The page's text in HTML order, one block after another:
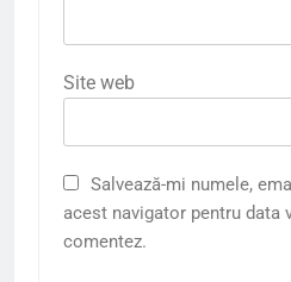
Site web
Salvează-mi numele,
acest navigator pentru data
comentez.